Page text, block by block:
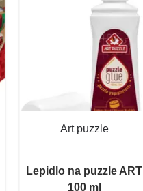
Art puzzle
Lepidlo na puzzle ART
100 ml